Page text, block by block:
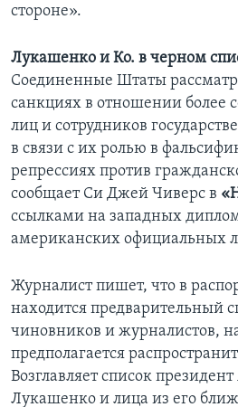
стороне».
Лукашенко и Ко. в черном
Соединенные Штаты
санкциях в отношении более
лиц и сотрудников
в связи с их ролью в
репрессиях против
сообщает Си Джей Чиверс в
ссылками на западных
американских официальных
Журналист пишет, что в
находится предварительный
чиновников и журналистов,
предполагается
Возглавляет список
Лукашенко и лица из его